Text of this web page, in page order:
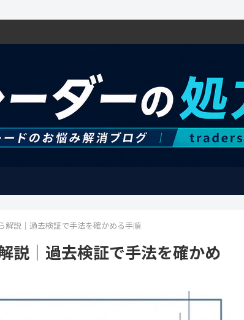
解説｜過去検証で手法を確かめる手順
説｜過去検証で手法を確かめ